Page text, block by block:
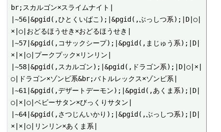
br;スカルゴン×スライムナイト|
|~56|&pgid(,ひとくいばこ);|&pgid(,ぶっしつ系);|D|○|
×|○|おどるほうせき×おどるほうせき|
|~57|&pgid(,コサックシープ);|&pgid(,まじゅう系);|D|
×|×|○|プークプック×リンリン|
|~58|&pgid(,スカルゴン);|&pgid(,ドラゴン系);|D|○|×|
○|ドラゴン×ゾンビ系&br;バトルレックス×ゾンビ系|
|~61|&pgid(,デザートデーモン);|&pgid(,あくま系);|D|
○|×|○|ベビーサタン×びっくりサタン|
|~64|&pgid(,さつじんいかり);|&pgid(,ぶっしつ系);|D|
×|×|○|リンリン×あくま系|